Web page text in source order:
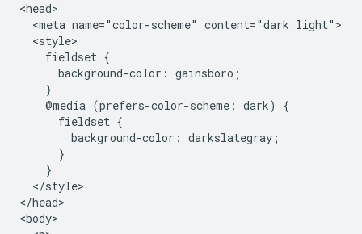
<head>
  <meta name="color-scheme" content="dark light">
  <style>
    fieldset {
      background-color: gainsboro;
    }
    @media (prefers-color-scheme: dark) {
      fieldset {
        background-color: darkslategray;
      }
    }
  </style>
</head>
<body>